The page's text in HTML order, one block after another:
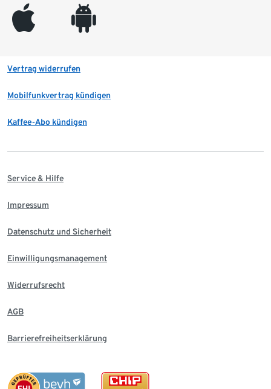
appleinc android
Vertrag widerrufen
Mobilfunkvertrag kündigen
Kaffee-Abo kündigen
Service & Hilfe
Impressum
Datenschutz und Sicherheit
Einwilligungsmanagement
Widerrufsrecht
AGB
Barrierefreiheitserklärung